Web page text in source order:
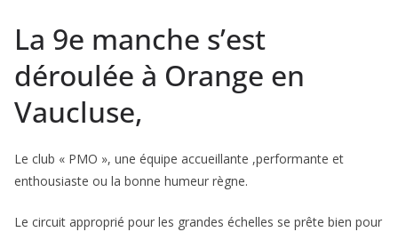
La 9e manche s’est
déroulée à Orange en
Vaucluse,
Le club « PMO », une équipe accueillante ,performante et
enthousiaste ou la bonne humeur règne.
Le circuit approprié pour les grandes échelles se prête bien pour